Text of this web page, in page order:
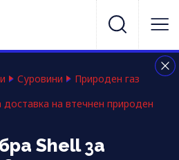
Суровини
Природен газ
доставка на втечнен природен
Shell за